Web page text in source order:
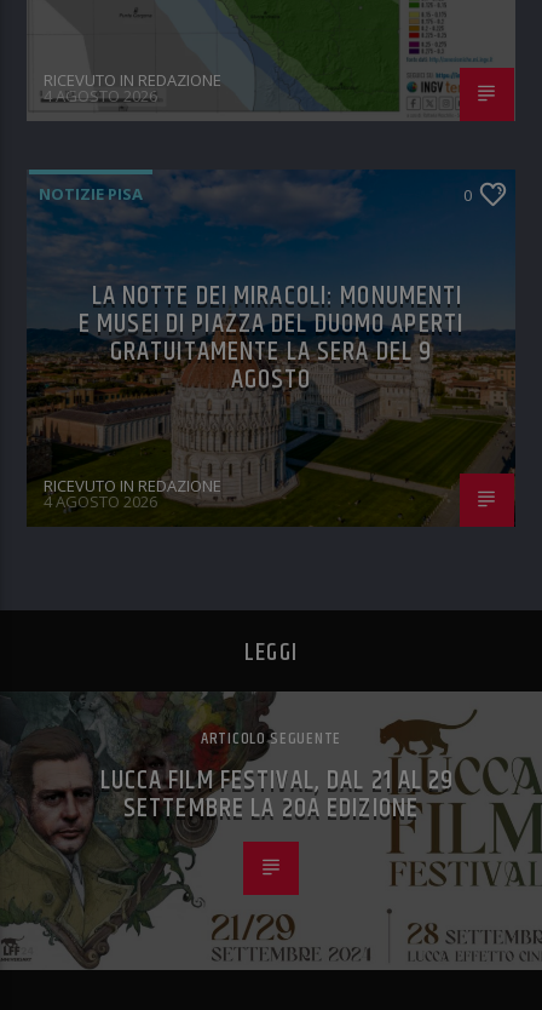
RICEVUTO IN REDAZIONE
4 AGOSTO 2026
NOTIZIE PISA 0
LA NOTTE DEI MIRACOLI: MONUMENTI
E MUSEI DI PIAZZA DEL DUOMO APERTI
GRATUITAMENTE LA SERA DEL 9
AGOSTO
RICEVUTO IN REDAZIONE
4 AGOSTO 2026
LEGGI
ARTICOLO SEGUENTE
LUCCA FILM FESTIVAL, DAL 21 AL 29
SETTEMBRE LA 20A EDIZIONE